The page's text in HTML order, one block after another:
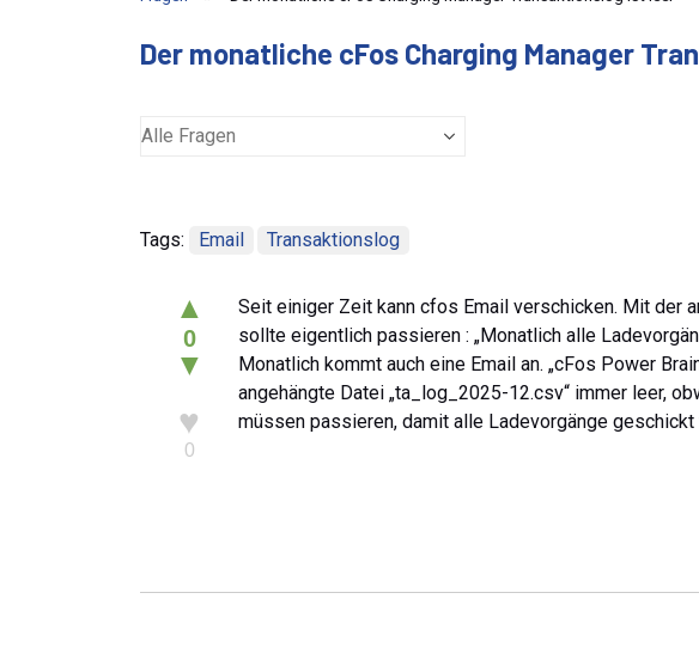
Der monatliche cFos Charging Manager
Tags: Email Transaktionslog
▲
0
▼
♥
0
Seit einiger Zeit kann cfos Email verschicken. Mit der
sollte eigentlich passieren : „Monatlich alle
Monatlich kommt auch eine Email an. „cFos Power
angehängte Datei „ta_log_2025-12.csv“ immer leer,
müssen passieren, damit alle Ladevorgänge geschickt